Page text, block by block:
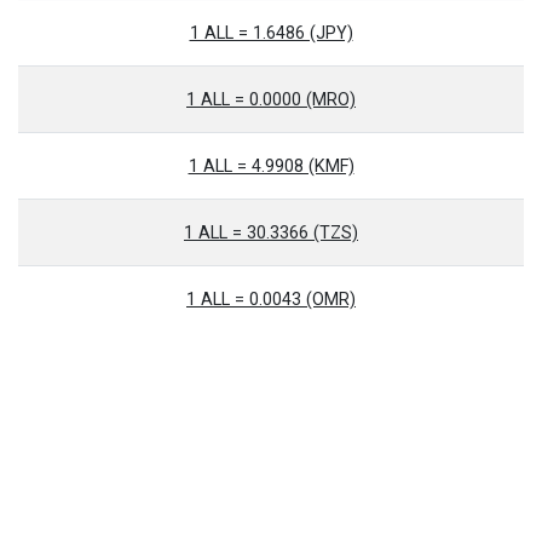
1 ALL = 1.6486 (JPY)
1 ALL = 0.0000 (MRO)
1 ALL = 4.9908 (KMF)
1 ALL = 30.3366 (TZS)
1 ALL = 0.0043 (OMR)